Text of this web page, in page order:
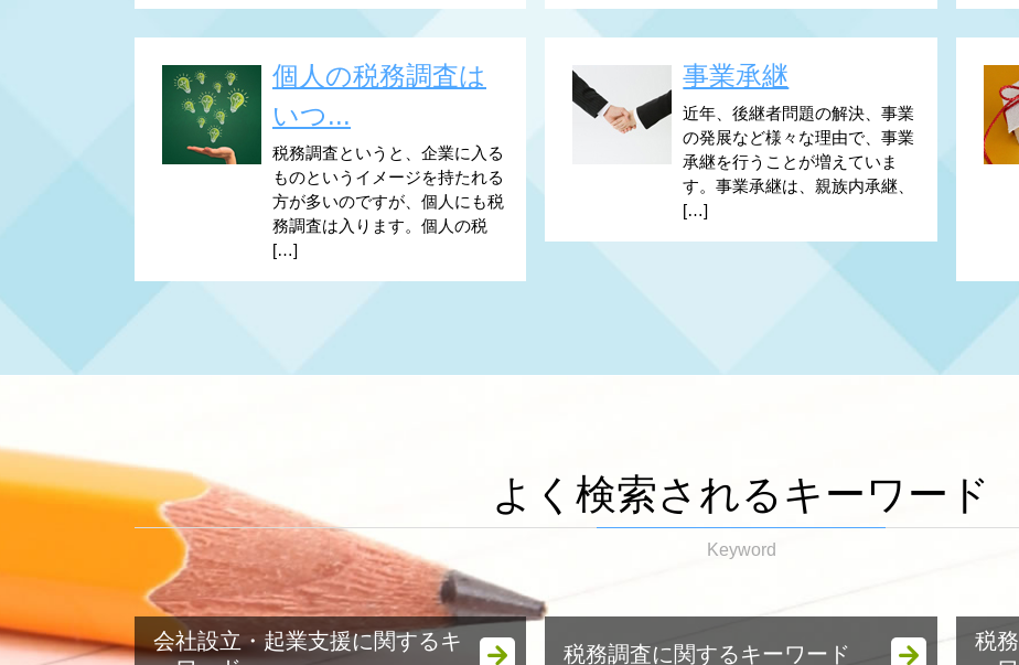
個人の税務調査は
いつ...
税務調査というと、企業に入る
ものというイメージを持たれる
方が多いのですが、個人にも税
務調査は入ります。個人の税
[…]
事業承継
近年、後継者問題の解決、事業
の発展など様々な理由で、事業
承継を行うことが増えていま
す。事業承継は、親族内承継、
[…]
よく検索されるキーワード
Keyword
会社設立・起業支援に関するキ
税務調査に関するキーワード
税